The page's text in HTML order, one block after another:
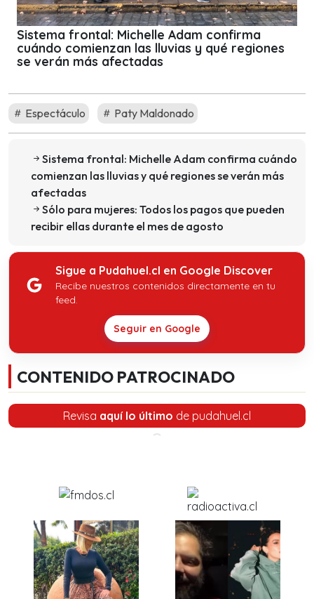
Sistema frontal: Michelle Adam confirma
cuándo comienzan las lluvias y qué regiones
se verán más afectadas
Espectáculo Paty Maldonado
Sistema frontal: Michelle Adam confirma cuándo
comienzan las lluvias y qué regiones se verán más
afectadas
Sólo para mujeres: Todos los pagos que pueden
recibir ellas durante el mes de agosto
Sigue a Pudahuel.cl en Google Discover
Recibe nuestros contenidos directamente en tu
feed.
Seguir en Google
CONTENIDO PATROCINADO
Revisa aquí lo último de pudahuel.cl